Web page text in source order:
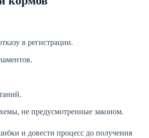
в регистрации.
не предусмотренные законом.
и довести процесс до получения